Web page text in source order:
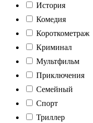
История
Комедия
Короткометраж
Криминал
Мультфильм
Приключения
Семейный
Спорт
Триллер